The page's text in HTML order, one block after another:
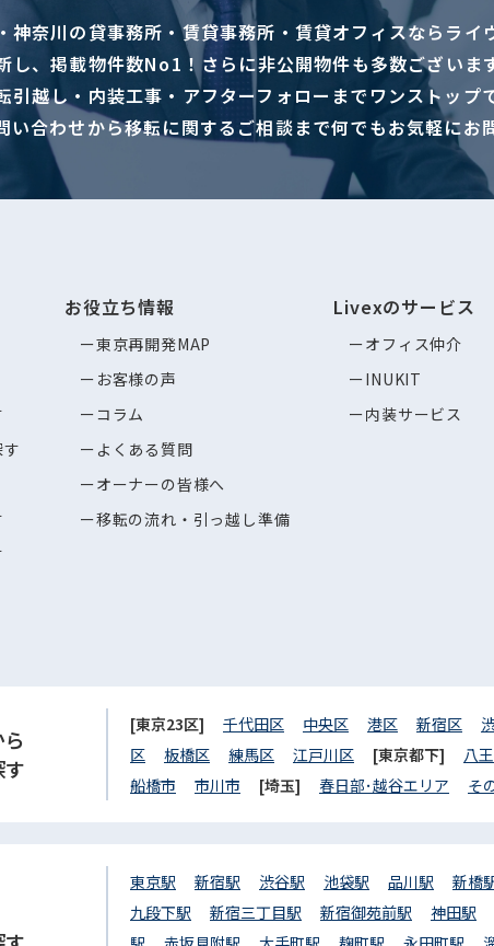
神奈川の貸事務所・賃貸事務所・賃貸オフィスならライ
し、掲載物件数No1！さらに非公開物件も多数ございます
引越し・内装工事・アフターフォローまでワンストップ
い合わせから移転に関するご相談まで何でもお気軽にお
お役立ち情報
東京再開発MAP
お客様の声
コラム
よくある質問
オーナーの皆様へ
移転の流れ・引っ越し準備
Livexのサービス
オフィス仲介
INUKIT
内装サービス
[東京23区] 千代田区 中央区 港区 新宿区
区
板橋区 練馬区 江戸川区 [東京都下] 八
船橋市
市川市 [埼玉] 春日部･越谷エリア そ
東京駅 新宿駅 渋谷駅 池袋駅 品川駅 新橋
九段下駅
新宿三丁目駅 新宿御苑前駅 神田駅